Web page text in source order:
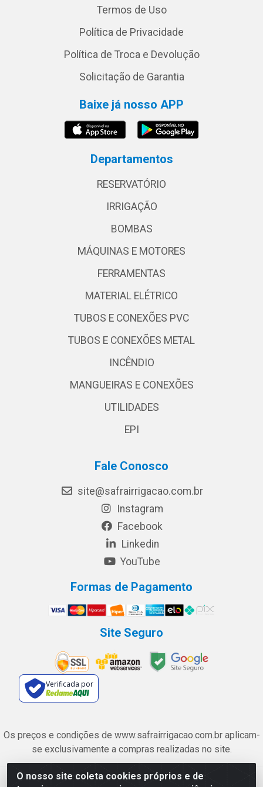
O nosso site coleta cookies próprios e de
Termos de Uso
Política de Privacidade
Política de Troca e Devolução
Solicitação de Garantia
Baixe já nosso APP
Departamentos
RESERVATÓRIO
IRRIGAÇÃO
BOMBAS
MÁQUINAS E MOTORES
FERRAMENTAS
MATERIAL ELÉTRICO
TUBOS E CONEXÕES PVC
TUBOS E CONEXÕES METAL
INCÊNDIO
MANGUEIRAS E CONEXÕES
UTILIDADES
EPI
Fale Conosco
site@safrairrigacao.com.br
Instagram
Facebook
Linkedin
YouTube
Formas de Pagamento
Site Seguro
Verificada por
Os preços e condições de www.safrairrigacao.com.br aplicam-
se exclusivamente a compras realizadas no site.
Safra Agrícola e Pecuária LTDA - Avenida Castelo Branco, 5330 -